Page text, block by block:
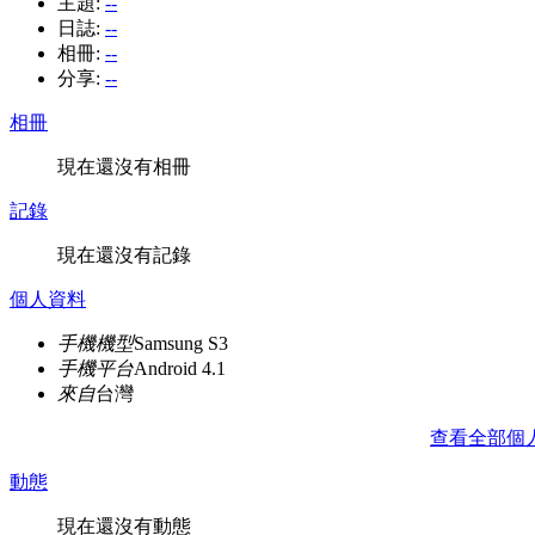
日誌: --
相冊: --
分享: --
相冊
現在還沒有相冊
記錄
現在還沒有記錄
個人資料
手機機型Samsung S3
手機平台Android 4.1
來自台灣
查看全部個
動態
現在還沒有動態